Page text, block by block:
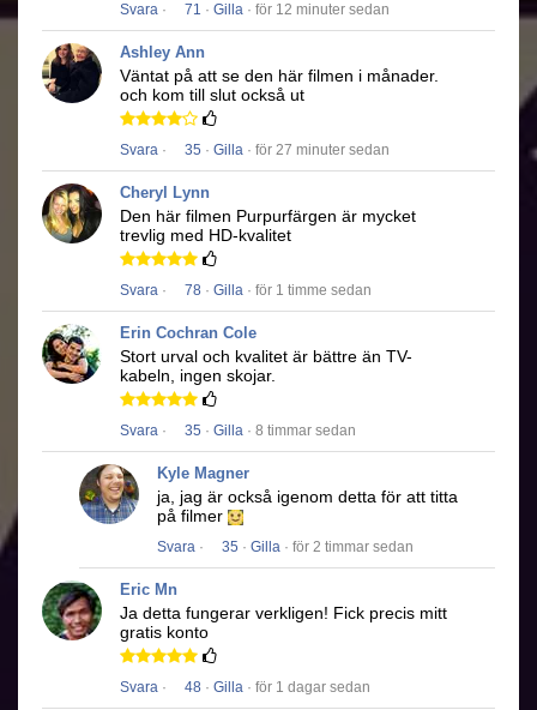
Svara · 71 · Gilla · för 12 minuter sedan
Ashley Ann
Väntat på att se den här filmen i månader.
och kom till slut också ut
Svara · 35 · Gilla · för 27 minuter sedan
Cheryl Lynn
Den här filmen Purpurfärgen är mycket
trevlig med HD-kvalitet
Svara · 78 · Gilla · för 1 timme sedan
Erin Cochran Cole
Stort urval och kvalitet är bättre än TV-
kabeln, ingen skojar.
Svara · 35 · Gilla · 8 timmar sedan
Kyle Magner
ja, jag är också igenom detta för att titta
på filmer
Svara · 35 · Gilla · för 2 timmar sedan
Eric Mn
Ja detta fungerar verkligen! Fick precis mitt
gratis konto
Svara · 48 · Gilla · för 1 dagar sedan